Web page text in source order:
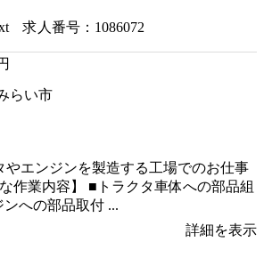
求人番号：1086072
らい市
やエンジンを製造する工場でのお仕事
業内容】 ■トラクタ車体への部品組
への部品取付 ...
詳細を表示